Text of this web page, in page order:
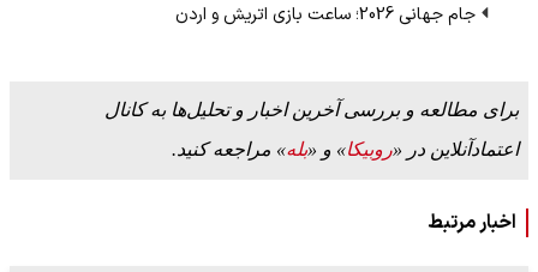
جام جهانی 2026؛ ساعت بازی اتریش و اردن
برای مطالعه و بررسی آخرین اخبار و تحلیل‌ها به کانال
اعتمادآنلاین در «روبیکا» و «بله» مراجعه کنید.
اخبار مرتبط